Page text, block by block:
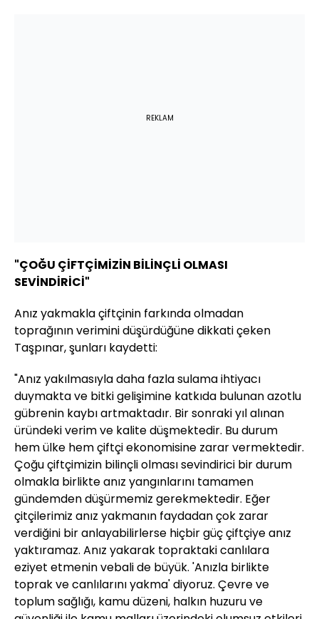
REKLAM
"ÇOĞU ÇİFTÇİMİZİN BİLİNÇLİ OLMASI
SEVİNDİRİCİ"
Anız yakmakla çiftçinin farkında olmadan
toprağının verimini düşürdüğüne dikkati çeken
Taşpınar, şunları kaydetti:
"Anız yakılmasıyla daha fazla sulama ihtiyacı
duymakta ve bitki gelişimine katkıda bulunan azotlu
gübrenin kaybı artmaktadır. Bir sonraki yıl alınan
üründeki verim ve kalite düşmektedir. Bu durum
hem ülke hem çiftçi ekonomisine zarar vermektedir.
Çoğu çiftçimizin bilinçli olması sevindirici bir durum
olmakla birlikte anız yangınlarını tamamen
gündemden düşürmemiz gerekmektedir. Eğer
çitçilerimiz anız yakmanın faydadan çok zarar
verdiğini bir anlayabilirlerse hiçbir güç çiftçiye anız
yaktıramaz. Anız yakarak topraktaki canlılara
eziyet etmenin vebali de büyük. 'Anızla birlikte
toprak ve canlılarını yakma' diyoruz. Çevre ve
toplum sağlığı, kamu düzeni, halkın huzuru ve